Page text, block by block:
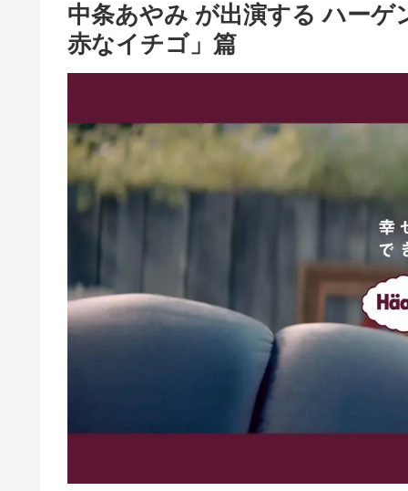
中条あやみ が出演する ハー
赤なイチゴ」篇